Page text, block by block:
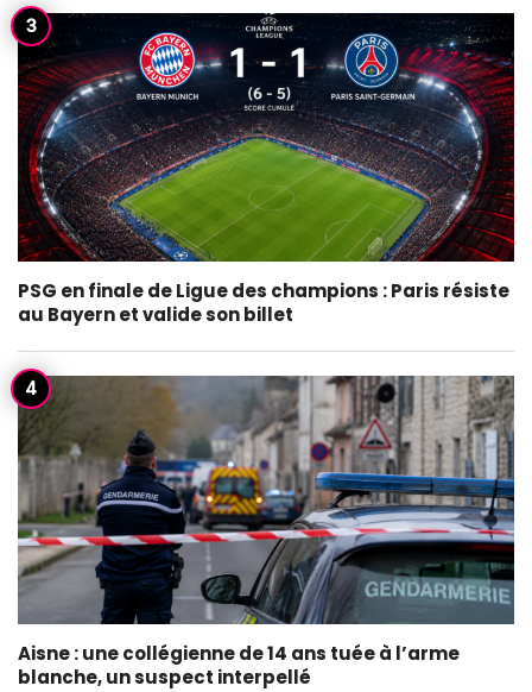
PSG en finale de Ligue des champions : Paris résiste
au Bayern et valide son billet
Aisne : une collégienne de 14 ans tuée à l’arme
blanche, un suspect interpellé